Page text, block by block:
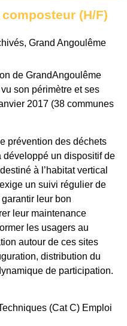
(H/F)
, Grand Angoulême
de GrandAngoulême
son périmètre et ses
2017 (38 communes
prévention des déchets
développé un dispositif de
à l’habitat vertical
un suivi régulier de
garantir leur bon
leur maintenance
les usagers au
autour de ces sites
distribution du
de participation.
(Cat C) Emploi